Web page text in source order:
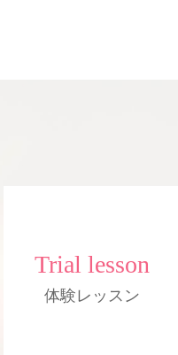
Trial lesson
体験レッスン